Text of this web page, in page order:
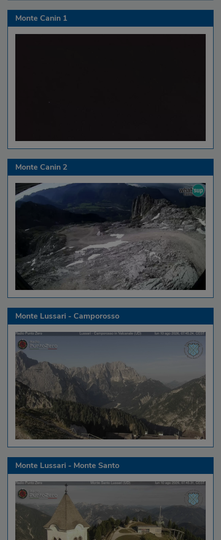
Monte Canin 1
Monte Canin 2
Monte Lussari - Camporosso
Monte Lussari - Monte Santo